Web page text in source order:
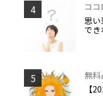
4
コ
思
で
5
無料
【